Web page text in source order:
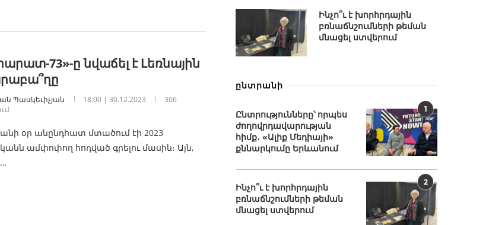
73»-ը նվաճել է Լեռնային
Պասկեւիչյան 18:00 | 30.12.2023
306
օր անընդհատ մտածում էի 2023
ամփոփող հոդված գրելու մասին։ Այն,
Ինչո՞ւ է խորհրդային
բռնաճնշումների թեման
մնացել ստվերում
ընտրանի
1
Ընտրությունները՝ որպես
ժողովրդավարության
հիմք․ «Ալիք Մեդիայի»
քննարկումը Երևանում
2
Ինչո՞ւ է խորհրդային
բռնաճնշումների թեման
մնացել ստվերում